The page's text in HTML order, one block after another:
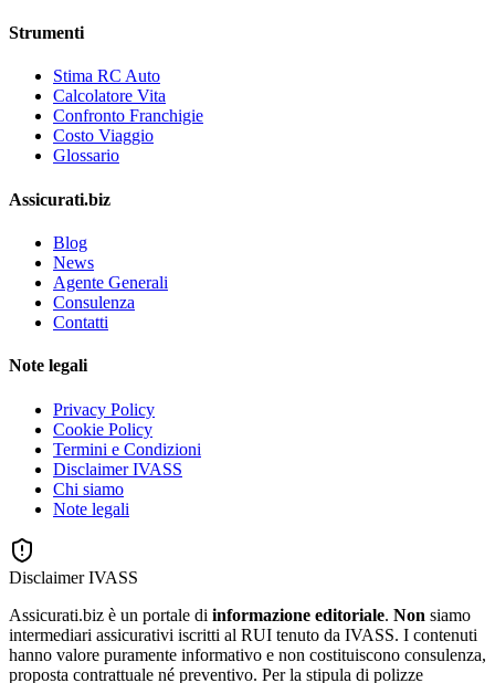
Strumenti
Stima RC Auto
Calcolatore Vita
Confronto Franchigie
Costo Viaggio
Glossario
Assicurati.biz
Blog
News
Agente Generali
Consulenza
Contatti
Note legali
Privacy Policy
Cookie Policy
Termini e Condizioni
Disclaimer IVASS
Chi siamo
Note legali
Disclaimer IVASS
Assicurati.biz è un portale di informazione editoriale. Non siamo
intermediari assicurativi iscritti al RUI tenuto da IVASS. I contenuti
hanno valore puramente informativo e non costituiscono consulenza,
proposta contrattuale né preventivo. Per la stipula di polizze